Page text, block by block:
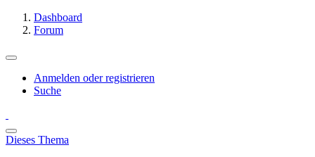
Dashboard
Forum
Anmelden oder registrieren
Suche
Dieses Thema